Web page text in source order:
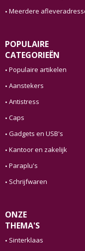
Meerdere
POPULAIRE
CATEGORIEËN
Populaire artikelen
Aanstekers
Antistress
Caps
Gadgets en USB's
Kantoor en zakelijk
Paraplu's
Schrijfwaren
ONZE
THEMA'S
Sinterklaas